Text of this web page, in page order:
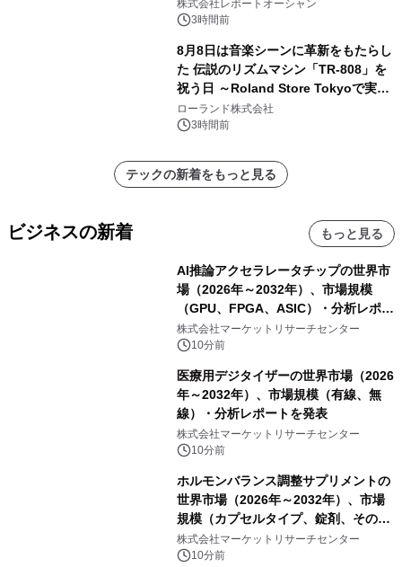
株式会社レポートオーシャン
3時間前
8月8日は音楽シーンに革新をもたらし
た 伝説のリズムマシン「TR-808」を
祝う日 ～Roland Store Tokyoで実機
を展示しての 記念キャンペーンを開
催 英国ラジオ「NTS」の 特別プログ
アーティストを フィーチャーしたアニ
メーションを公開～
ローランド株式会社
3時間前
テックの新着をもっと見る
ビジネスの新着 もっと見る
AI推論アクセラレータチップの世界市
場（2026年～2032年）、市場規模
（GPU、FPGA、ASIC）・分析レポー
トを発表
株式会社マーケットリサーチセンター
10分前
医療用デジタイザーの世界市場（2026
年～2032年）、市場規模（有線、無
線）・分析レポートを発表
株式会社マーケットリサーチセンター
10分前
ホルモンバランス調整サプリメントの
世界市場（2026年～2032年）、市場
規模（カプセルタイプ、錠剤、その
他）・分析レポートを発表
株式会社マーケットリサーチセンター
10分前